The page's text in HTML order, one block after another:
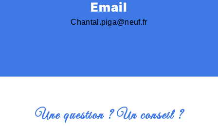
Email
chantal.piga@neuf.fr
Une question ? Un conseil ?